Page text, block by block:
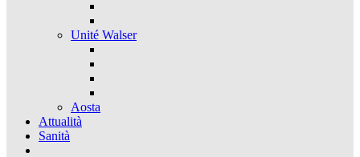
Unité Walser
Aosta
Attualità
Sanità